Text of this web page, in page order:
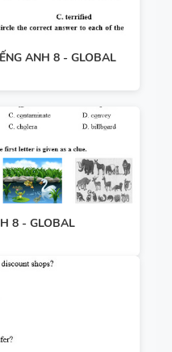
ANH 8 - GLOBAL
8 - GLOBAL